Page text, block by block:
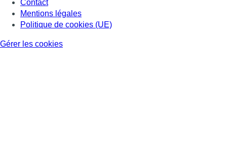
Contact
Mentions légales
Politique de cookies (UE)
Gérer les cookies